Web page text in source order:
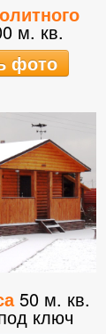
м. кв.
фото
50 м. кв.
ключ